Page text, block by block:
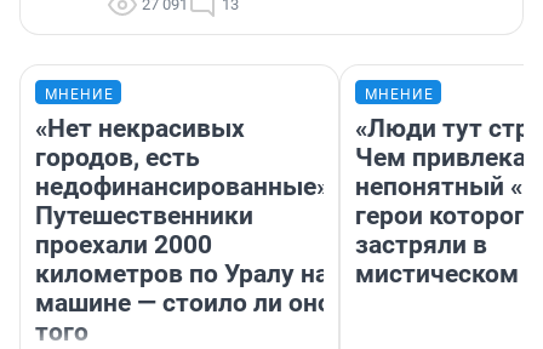
27 091 13
МНЕНИЕ
«Нет некрасивых
городов, есть
недофинансированные».
Путешественники
проехали 2000
километров по Уралу на
машине — стоило ли оно
того
МНЕНИЕ
«Люди тут
Чем
непонятный
герои которого
застряли в
мистическом